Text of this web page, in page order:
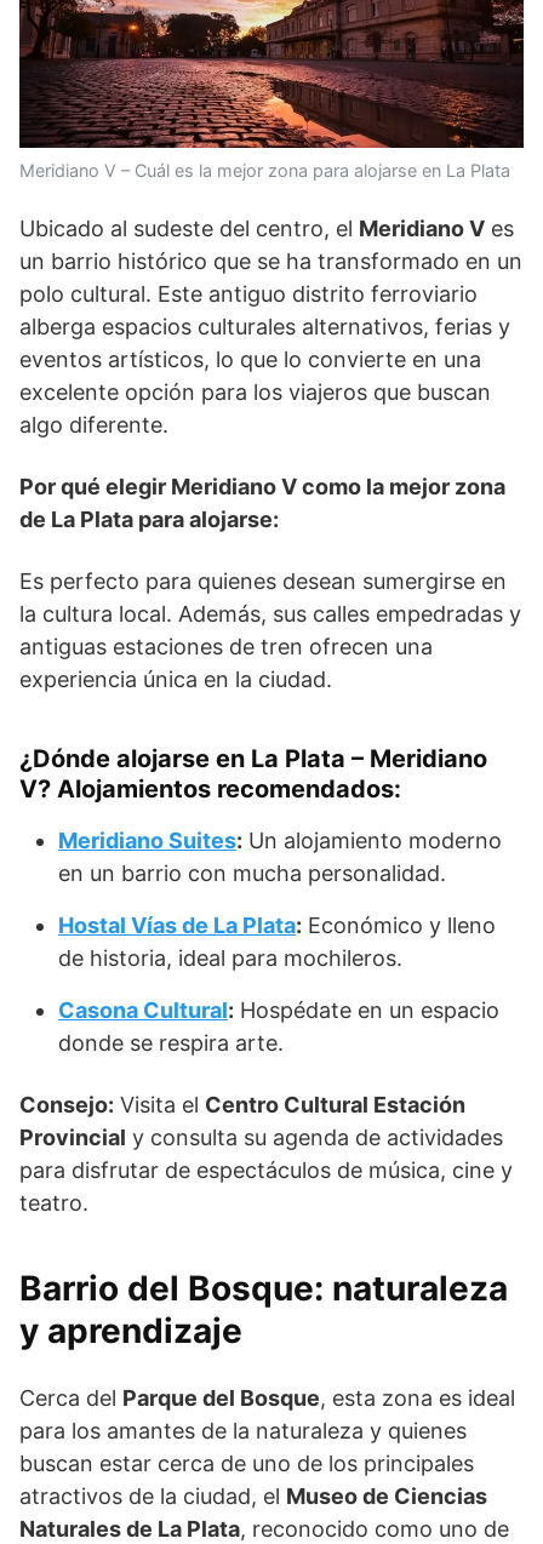
Meridiano V – Cuál es la mejor zona para alojarse en La Plata
Ubicado al sudeste del centro, el Meridiano V es
un barrio histórico que se ha transformado en un
polo cultural. Este antiguo distrito ferroviario
alberga espacios culturales alternativos, ferias y
eventos artísticos, lo que lo convierte en una
excelente opción para los viajeros que buscan
algo diferente.
Por qué elegir Meridiano V como la mejor zona
de La Plata para alojarse:
Es perfecto para quienes desean sumergirse en
la cultura local. Además, sus calles empedradas y
antiguas estaciones de tren ofrecen una
experiencia única en la ciudad.
¿Dónde alojarse en La Plata – Meridiano
V? Alojamientos recomendados:
Meridiano Suites: Un alojamiento moderno
en un barrio con mucha personalidad.
Hostal Vías de La Plata: Económico y lleno
de historia, ideal para mochileros.
Casona Cultural: Hospédate en un espacio
donde se respira arte.
Consejo: Visita el Centro Cultural Estación
Provincial y consulta su agenda de actividades
para disfrutar de espectáculos de música, cine y
teatro.
Barrio del Bosque: naturaleza
y aprendizaje
Cerca del Parque del Bosque, esta zona es ideal
para los amantes de la naturaleza y quienes
buscan estar cerca de uno de los principales
atractivos de la ciudad, el Museo de Ciencias
Naturales de La Plata, reconocido como uno de